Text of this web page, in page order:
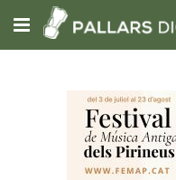
Subscriu-t'hi